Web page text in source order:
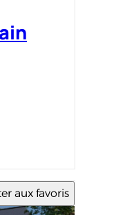
aux favoris